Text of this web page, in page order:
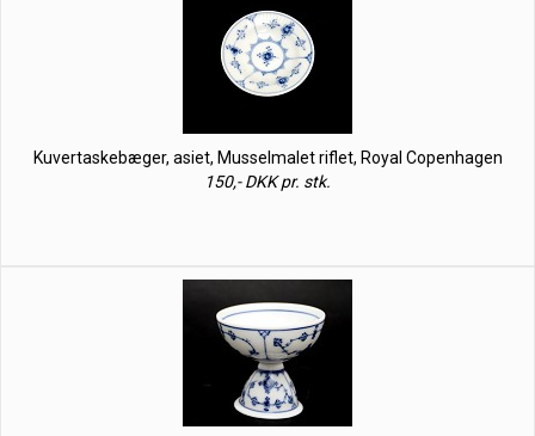
Kuvertaskebæger, asiet, Musselmalet riflet, Royal Copenhagen
150,- DKK pr. stk.